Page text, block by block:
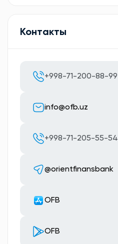
Контакты
+998-71-200-88-99
info@ofb.uz
+998-71-205-55-54
@orientfinansbank
OFB
OFB